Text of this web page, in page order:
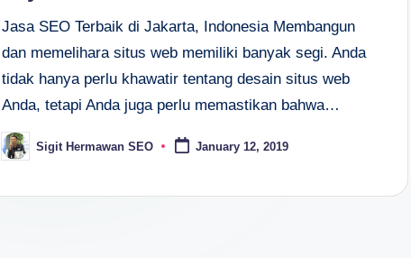
Jasa SEO Terbaik di Jakarta, Indonesia Membangun
dan memelihara situs web memiliki banyak segi. Anda
tidak hanya perlu khawatir tentang desain situs web
Anda, tetapi Anda juga perlu memastikan bahwa…
Posted
by
Sigit Hermawan SEO January 12, 2019